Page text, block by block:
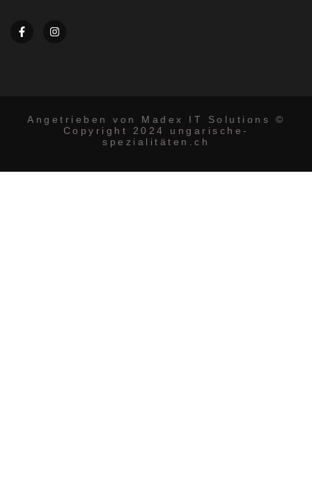
F
a
I
n
Angetrieben von Madex IT Solutions ©
Copyright 2024 ungarische-
spezialitäten.ch